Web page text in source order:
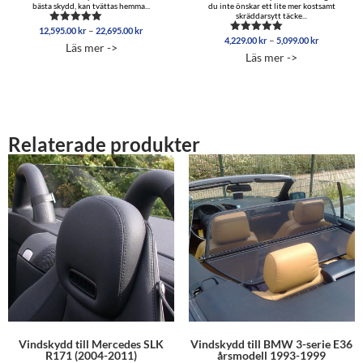
bästa skydd, kan tvättas hemma...
Betygsatt
av 5
12,595.00kr – 22,695.00krPrisintervall:
Läs mer ->
du inte önskar ett lite mer kostsamt
skräddarsytt täcke...
Betygsatt
av 5
4,229.00kr – 5,099.00kr
Läs mer ->
Relaterade produkter
Vindskydd till Mercedes SLK
R171 (2004-2011)
Vindskydd till BMW 3-serie E36
årsmodell 1993-1999